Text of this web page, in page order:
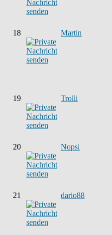
18 Martin
19 Trolli
20 Nopsi
21 dario88